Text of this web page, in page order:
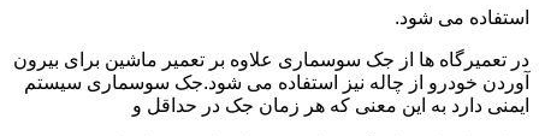
استفاده می شود.
در تعمیرگاه ها از جک سوسماری علاوه بر تعمیر ماشین برای بیرون
آوردن خودرو از چاله نیز استفاده می شود.جک سوسماری سیستم
ایمنی دارد به این معنی که هر زمان جک در حداقل و